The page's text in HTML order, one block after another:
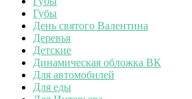
Губы
День святого Валентина
Деревья
Детские
Динамическая обложка ВК
Для автомобилей
Для еды